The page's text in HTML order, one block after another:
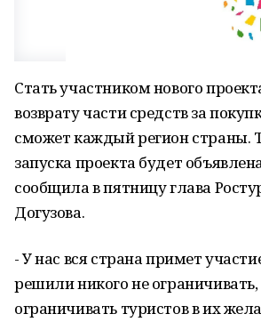
Стать участником нового
возврату части средств за
сможет каждый регион страны.
запуска проекта будет
сообщила в пятницу глава
Догузова.
- У нас вся страна примет
решили никого не ограничивать,
ограничивать туристов в их